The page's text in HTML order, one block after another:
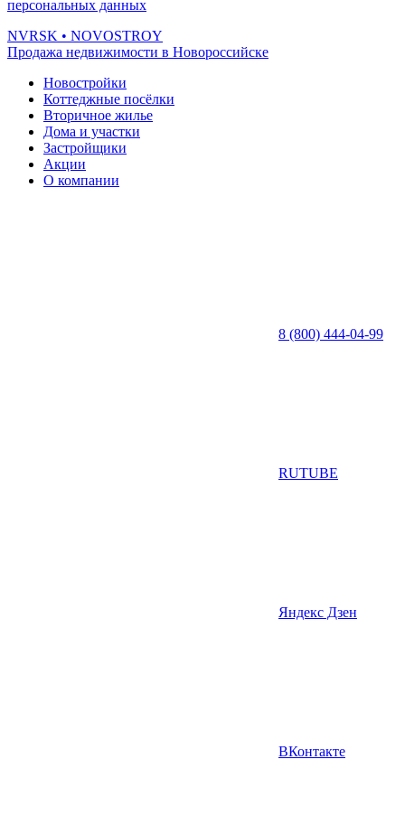
персональных данных
NVRSK • NOVOSTROY
Продажа недвижимости в Новороссийске
Новостройки
Коттеджные посёлки
Вторичное жилье
Дома и участки
Застройщики
Акции
О компании
8 (800) 444-04-99
RUTUBE
Яндекс Дзен
ВКонтакте